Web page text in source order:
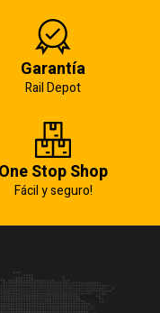
Garantía
Rail Depot
One Stop Shop
Fácil y seguro!